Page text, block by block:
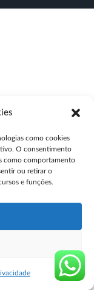
como cookies
O consentimento
como comportamento
ou retirar o
e funções.